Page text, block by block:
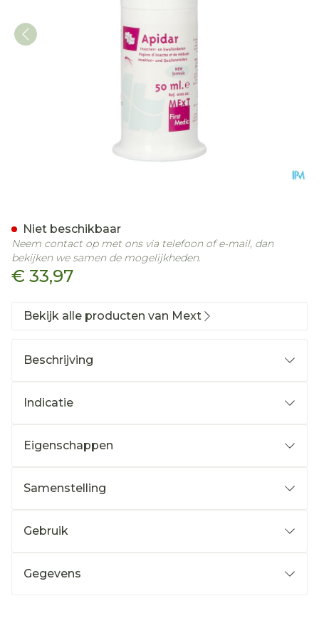
€ 33,97
Niet beschikbaar
Neem contact op met ons via telefoon of e-mail, dan
bekijken we samen de mogelijkheden.
Bekijk alle producten van Mext
Beschrijving
Indicatie
Eigenschappen
Samenstelling
Gebruik
Gegevens